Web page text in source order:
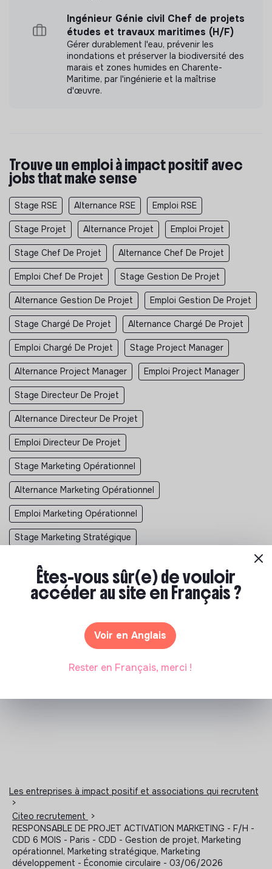
Ingénieur Génie civil Chef de projets
études et travaux maritimes (H/F)
Gérer durablement l'eau, prévenir les
inondations et préserver la biodiversité des
marais et zones humides en Charente-
Maritime, par l'ingénierie et la maîtrise
d'œuvre.
Trouve un emploi à impact positif avec
jobs that make sense
Stage RSE Alternance RSE Emploi RSE
Stage Projet Alternance Projet Emploi Projet
Stage Chef De Projet Alternance Chef De Projet
Emploi Chef De Projet Stage Gestion De Projet
Alternance Gestion De Projet Emploi Gestion De Projet
Stage Chargé De Projet Alternance Chargé De Projet
Emploi Chargé De Projet Stage Project Manager
Alternance Project Manager Emploi Project Manager
Stage Directeur De Projet
Alternance Directeur De Projet
Emploi Directeur De Projet
Stage Marketing Opérationnel
Alternance Marketing Opérationnel
Emploi Marketing Opérationnel
Stage Marketing Stratégique
Emploi Marketing Stratégique
Emploi Developpement Durable
Les entreprises à impact positif et associations qui recrutent
>
Citeo recrutement
>
RESPONSABLE DE PROJET ACTIVATION MARKETING - F/H -
CDD 6 MOIS - Paris - CDD - Gestion de projet, Marketing
opérationnel, Marketing stratégique, Marketing
développement - Économie circulaire - 03/06/2026
Êtes-vous sûr(e) de vouloir
accéder au site en Français ?
Voir en Anglais
Rester en Français, merci !